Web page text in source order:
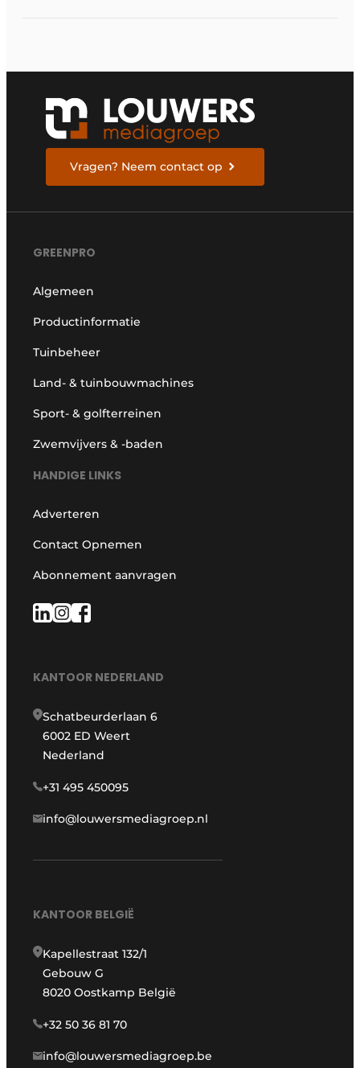
Vragen? Neem contact op
GREENPRO
Algemeen
Productinformatie
Tuinbeheer
Land- & tuinbouwmachines
Sport- & golfterreinen
Zwemvijvers & -baden
HANDIGE LINKS
Adverteren
Contact Opnemen
Abonnement aanvragen
KANTOOR NEDERLAND
Schatbeurderlaan 6
6002 ED Weert
Nederland
+31 495 450095
info@louwersmediagroep.nl
KANTOOR BELGIË
Kapellestraat 132/1
Gebouw G
8020 Oostkamp België
+32 50 36 81 70
info@louwersmediagroep.be